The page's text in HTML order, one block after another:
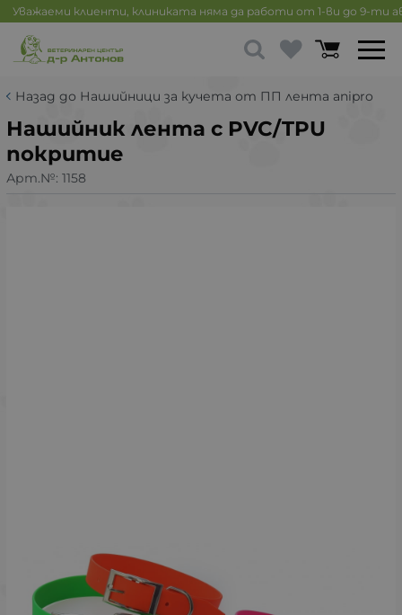
Уважаеми клиенти, клиниката няма да работи от 1-ви до 9-ти
Назад до Нашийници за кучета от ПП лента anipro
Нашийник лента с PVC/TPU
покритие
Арт.№: 1158